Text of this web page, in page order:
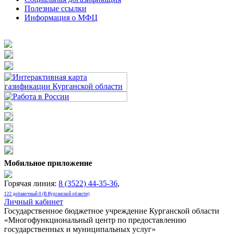
Полезные ссылки
Информация о МФЦ
Мобильное приложение
Горячая линия: 8 (3522) 44-35-36,
122 добавочный 0 (В Курганской области)
Личный кабинет
Государственное бюджетное учреждение Курганской области
«Многофункциональный центр по предоставлению
государственных и муниципальных услуг»